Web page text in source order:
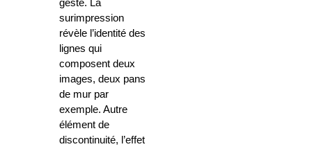
geste. La
surimpression
révèle l’identité des
lignes qui
composent deux
images, deux pans
de mur par
exemple. Autre
élément de
discontinuité, l’effet